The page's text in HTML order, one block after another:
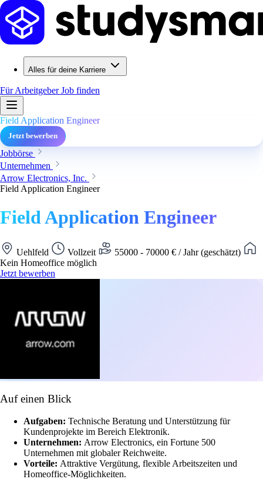
Alles für deine Karriere
Für ArbeitgeberJob finden
Field Application Engineer
Jetzt bewerben
Jobbörse
Unternehmen
Arrow Electronics, Inc.
Field Application Engineer
Field Application Engineer
Uehlfeld Vollzeit
55000 - 70000 € / Jahr (geschätzt)
Kein Homeoffice möglich
Jetzt bewerben
Auf einen Blick
Aufgaben: Technische Beratung und Unterstützung für
Kundenprojekte im Bereich Elektronik.
Unternehmen: Arrow Electronics, ein Fortune 500
Unternehmen mit globaler Reichweite.
Vorteile: Attraktive Vergütung, flexible Arbeitszeiten und
Homeoffice-Möglichkeiten.